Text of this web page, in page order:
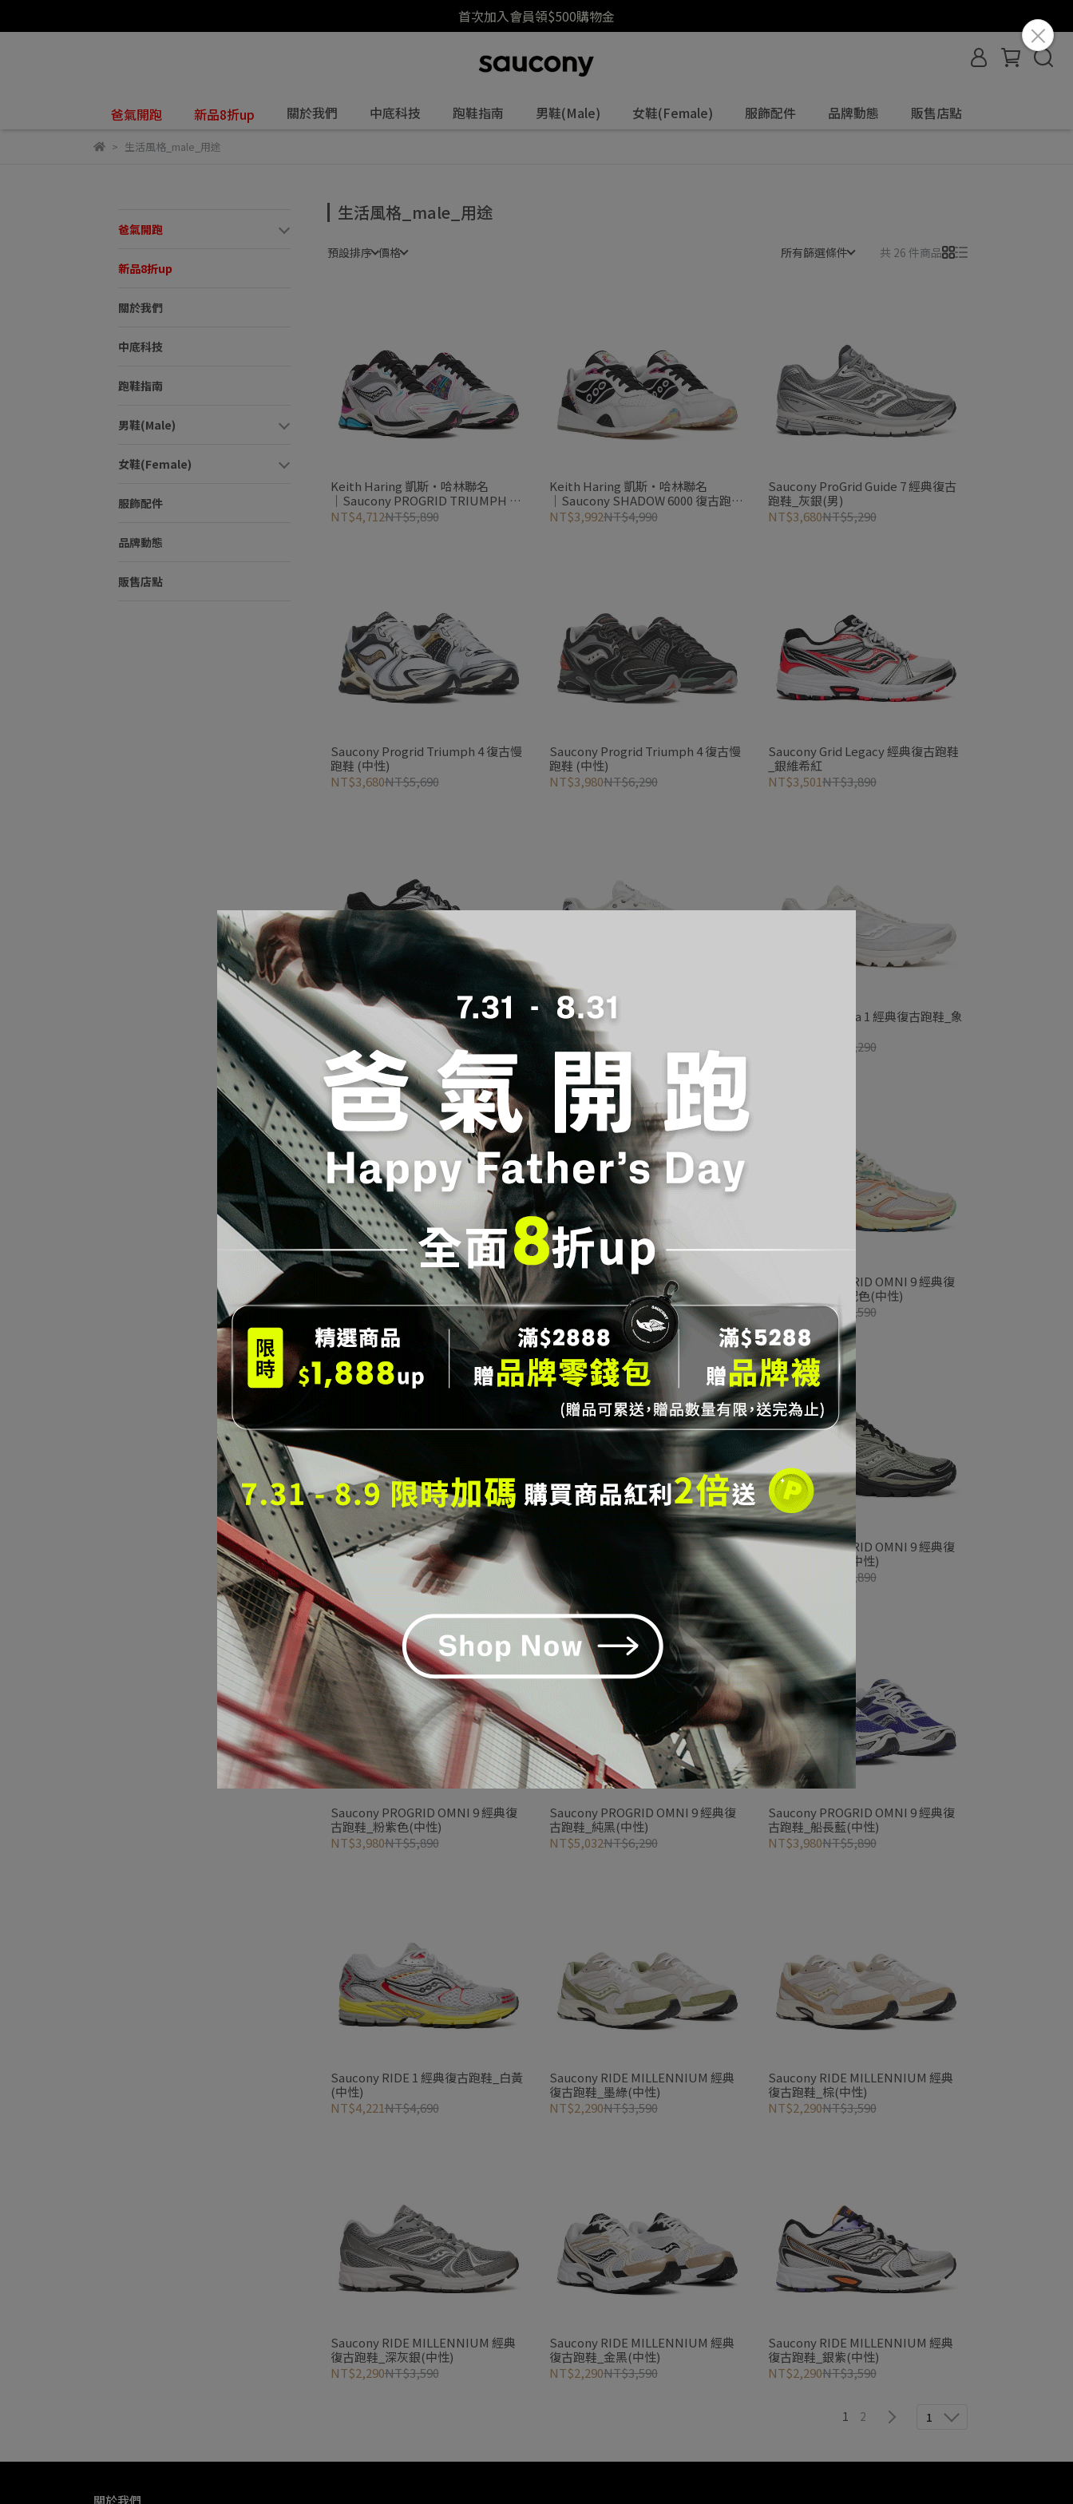
首次加入會員領$500購物金
爸氣開跑 新品8折up 關於我們 中底科技 跑鞋指南 男鞋(Male) 女鞋(Female) 服飾配件 品牌動態 販售店點
生活風格_male_用途
爸氣開跑
新品8折up
關於我們
中底科技
跑鞋指南
男鞋(Male)
女鞋(Female)
服飾配件
品牌動態
販售店點
生活風格_male_用途
預設排序 價格 所有篩選條件 共 26 件商品
Keith Haring 凱斯‧哈林聯名
│Saucony PROGRID TRIUMPH 4
復古跑鞋 (中性)
NT$4,712NT$5,890
Keith Haring 凱斯‧哈林聯名
│Saucony SHADOW 6000 復古跑鞋
(中性)
NT$3,992NT$4,990
Saucony ProGrid Guide 7 經典復古
跑鞋_灰銀(男)
NT$3,680NT$5,290
Saucony Progrid Triumph 4 復古慢
跑鞋 (中性)
NT$3,680NT$5,690
Saucony Progrid Triumph 4 復古慢
跑鞋 (中性)
NT$3,980NT$6,290
Saucony Grid Legacy 經典復古跑鞋
_銀維希紅
NT$3,501NT$3,890
Saucony Grid Legacy 經典復古跑鞋
_銀黑(中性)
NT$3,501NT$3,890
Saucony Kinvara 1 經典復古跑鞋_灰
白(中性)
NT$4,232NT$5,290
Saucony Kinvara 1 經典復古跑鞋_象
NT$5,290
Saucony ProGrid Guide 7 經典復古
跑鞋_白金(中性)
NT$4,232NT$5,290
Saucony ProGrid Guide 7 經典復古
跑鞋_黑銀(中性)
NT$3,680NT$5,290
Saucony PROGRID OMNI 9 經典復
古跑鞋_喫茶店配色(中性)
NT$5,272NT$6,590
Saucony PROGRID OMNI 9 經典復
古跑鞋_深海藍(中性)
NT$4,712
NT$5,890
Saucony PROGRID OMNI 9 經典復
NT$5,031
Saucony PROGRID OMNI 9 經典復
古跑鞋_草綠黑(中性)
NT$5,301
NT$5,890
Saucony PROGRID OMNI 9 經典復
古跑鞋_粉紫色(中性)
NT$3,980NT$5,890
Saucony PROGRID OMNI 9 經典復
古跑鞋_純黑(中性)
NT$5,032NT$6,290
Saucony PROGRID OMNI 9 經典復
古跑鞋_船長藍(中性)
NT$3,980NT$5,890
Saucony RIDE 1 經典復古跑鞋_白黃
(中性)
NT$4,221NT$4,690
Saucony RIDE MILLENNIUM 經典
復古跑鞋_墨綠(中性)
NT$2,290NT$3,590
Saucony RIDE MILLENNIUM 經典
復古跑鞋_棕(中性)
NT$2,290NT$3,590
Saucony RIDE MILLENNIUM 經典
復古跑鞋_深灰銀(中性)
NT$2,290NT$3,590
Saucony RIDE MILLENNIUM 經典
復古跑鞋_金黑(中性)
NT$2,290NT$3,590
Saucony RIDE MILLENNIUM 經典
復古跑鞋_銀紫(中性)
NT$2,290NT$3,590
1 2 1
關於我們